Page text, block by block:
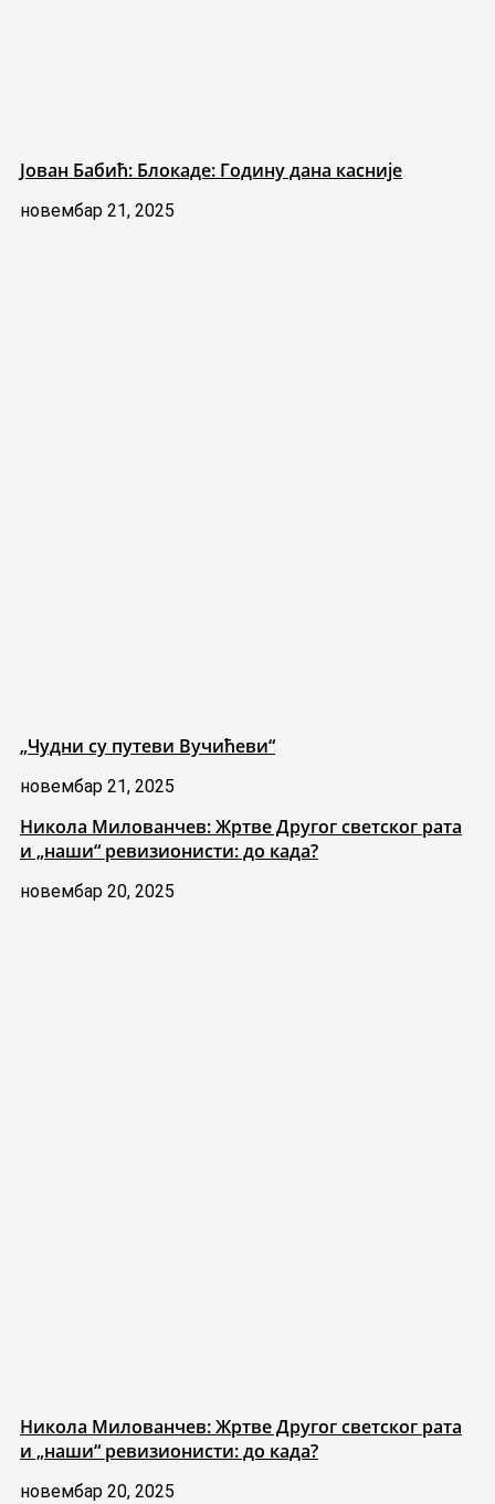
Јован Бабић: Блокаде: Годину дана касније
новембар 21, 2025
„Чудни су путеви Вучићеви“
новембар 21, 2025
Никола Милованчев: Жртве Другог светског рата
и „наши“ ревизионисти: до када?
новембар 20, 2025
Никола Милованчев: Жртве Другог светског рата
и „наши“ ревизионисти: до када?
новембар 20, 2025